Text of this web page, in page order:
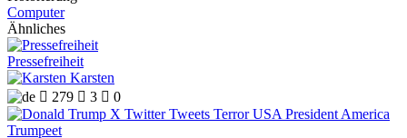
Computer
Ähnliches
Pressefreiheit
Karsten
 279  3  0